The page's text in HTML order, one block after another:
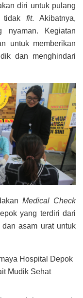
diri untuk pulang
tidak fit. Akibatnya,
nyaman. Kegiatan
untuk memberikan
dan menghindari
Medical Check
yang terdiri dari
asam urat untuk
Hospital Depok
Mudik Sehat